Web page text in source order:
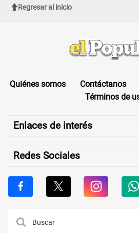
Regresar al inicio
Quiénes somos Contáctanos
Términos de
Enlaces de interés
Redes Sociales